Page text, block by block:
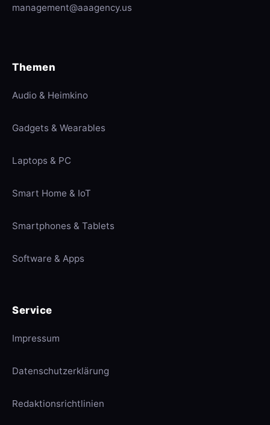
management@aaagency.us
Themen
Audio & Heimkino
Gadgets & Wearables
Laptops & PC
Smart Home & IoT
Smartphones & Tablets
Software & Apps
Service
Impressum
Datenschutzerklärung
Redaktionsrichtlinien